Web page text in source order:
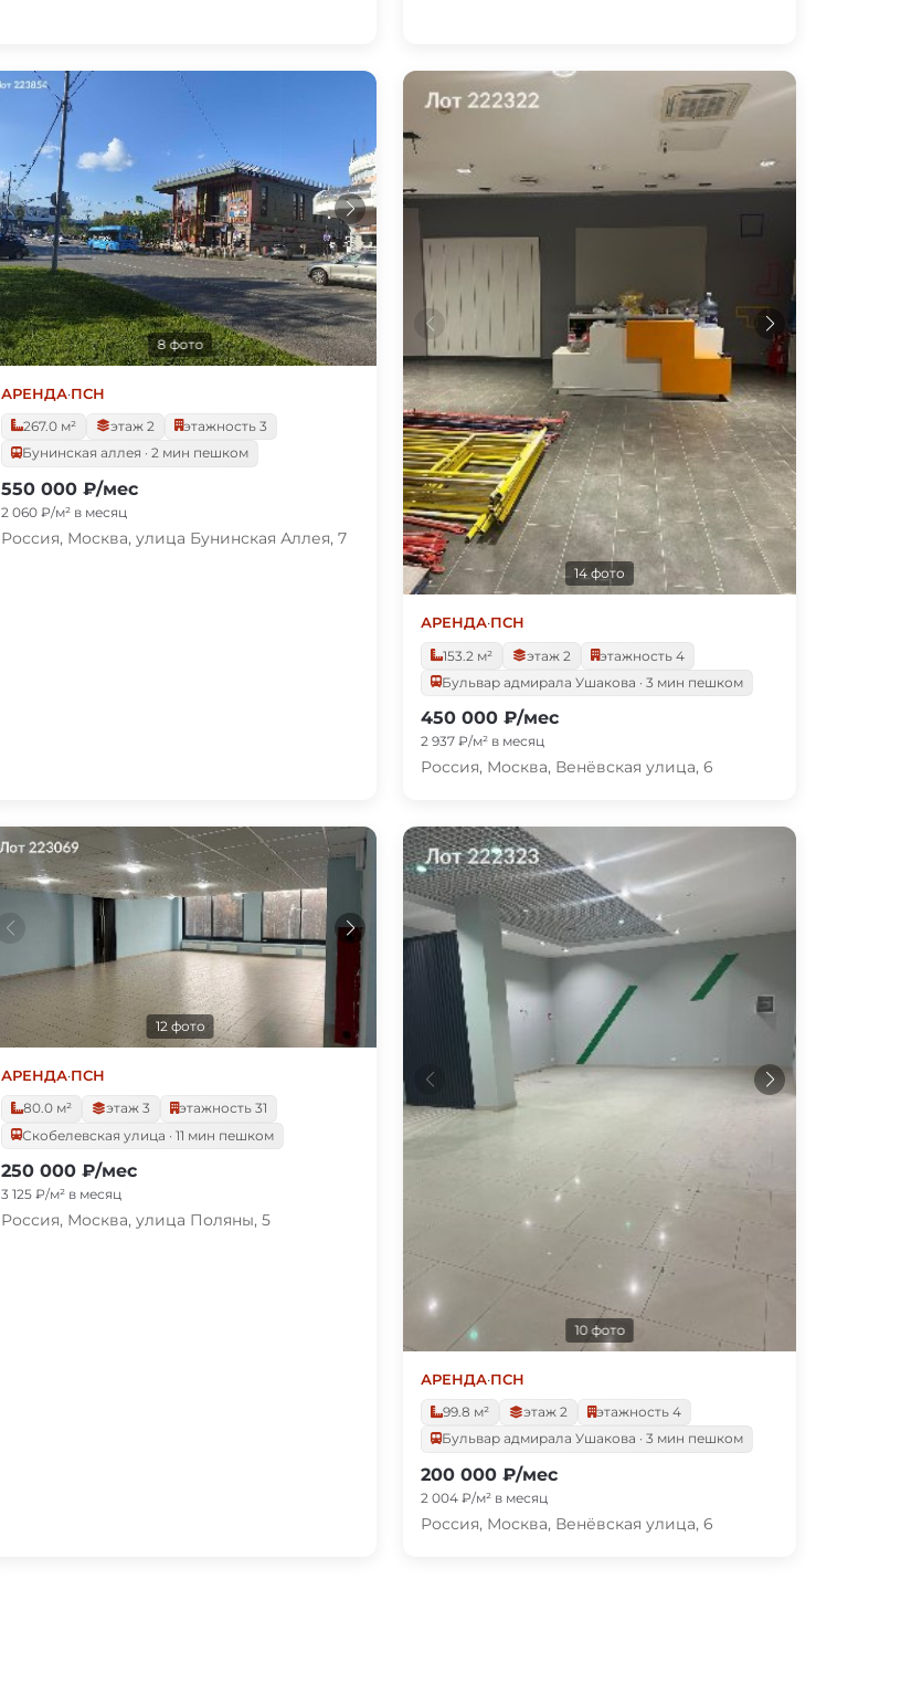
8 фото
АРЕНДА·ПСН
267.0 м²
этаж 2
этажность 3
Бунинская аллея · 2 мин пешком
550 000 ₽/мес
2 060 ₽/м² в месяц
Россия, Москва, улица Бунинская Аллея, 7
14 фото
АРЕНДА·ПСН
153.2 м²
этаж 2
этажность 4
Бульвар адмирала Ушакова · 3 мин пешком
450 000 ₽/мес
2 937 ₽/м² в месяц
Россия, Москва, Венёвская улица, 6
12 фото
АРЕНДА·ПСН
80.0 м²
этаж 3
этажность 31
Скобелевская улица · 11 мин пешком
250 000 ₽/мес
3 125 ₽/м² в месяц
Россия, Москва, улица Поляны, 5
10 фото
АРЕНДА·ПСН
99.8 м²
этаж 2
этажность 4
Бульвар адмирала Ушакова · 3 мин пешком
200 000 ₽/мес
2 004 ₽/м² в месяц
Россия, Москва, Венёвская улица, 6